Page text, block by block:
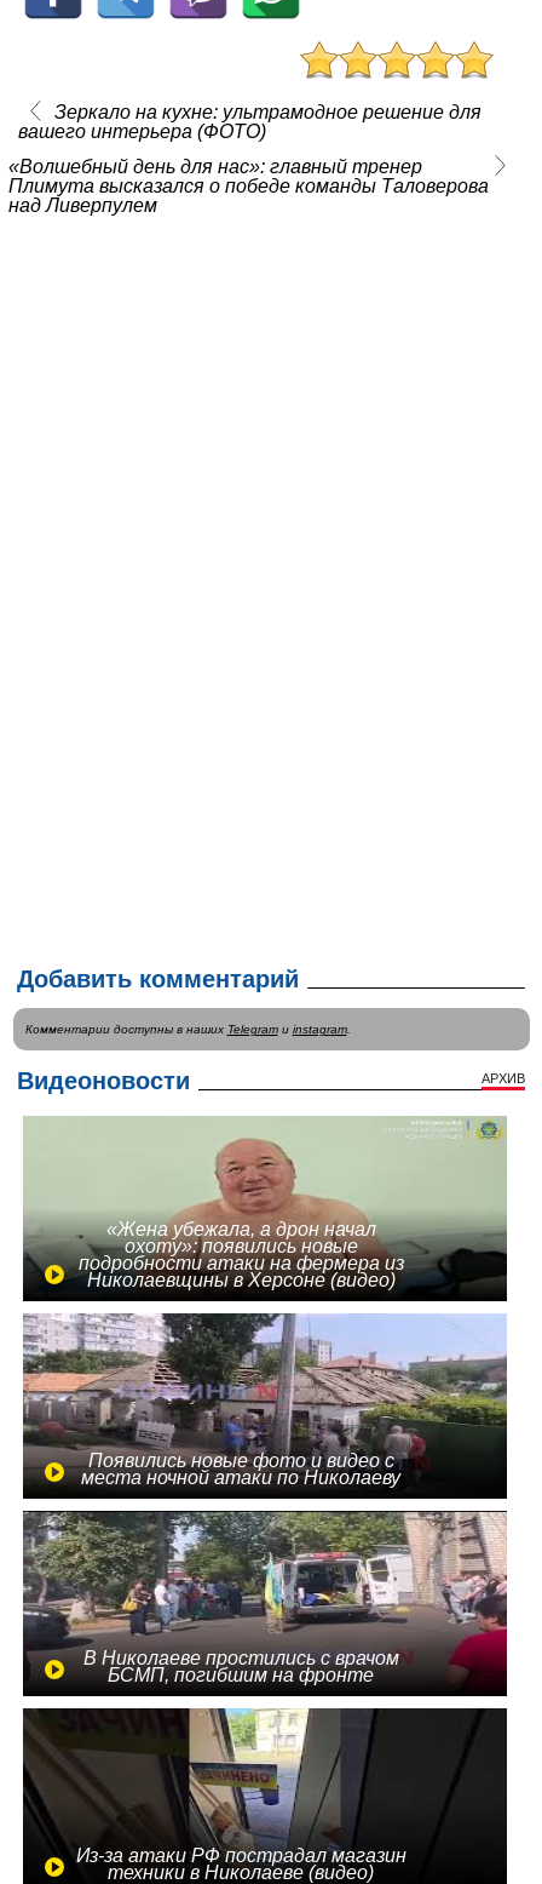
Зеркало на кухне: ультрамодное решение для
вашего интерьера (ФОТО)
«Волшебный день для нас»: главный тренер
Плимута высказался о победе команды Таловерова
над Ливерпулем
Добавить комментарий
Комментарии доступны в наших Telegramи instagram.
Видеоновости АРХИВ
«Жена убежала, а дрон начал
охоту»: появились новые
подробности атаки на фермера из
Николаевщины в Херсоне (видео)
Появились новые фото и видео с
места ночной атаки по Николаеву
В Николаеве простились с врачом
БСМП, погибшим на фронте
Из-за атаки РФ пострадал магазин
техники в Николаеве (видео)